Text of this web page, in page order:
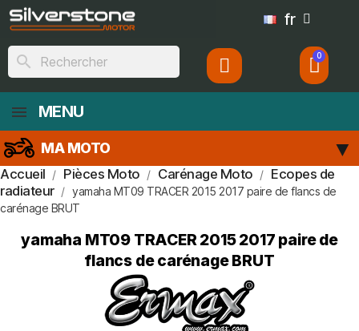
fr
search
MENU
MA MOTO
Accueil Pièces Moto Carénage Moto
Ecopes de
radiateur
yamaha MT09 TRACER 2015 2017 paire de flancs de
carénage BRUT
yamaha MT09 TRACER 2015 2017 paire de
flancs de carénage BRUT